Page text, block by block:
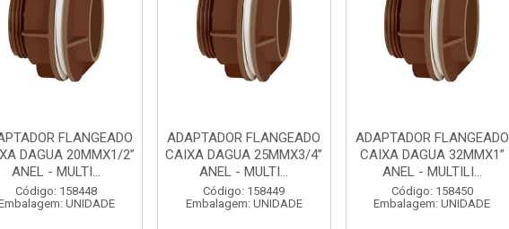
FLANGEADO
DAGUA 20MMX1/2”
ANEL - MULTI...
Código: 158448
UNIDADE
ADAPTADOR FLANGEADO
CAIXA DAGUA 25MMX3/4”
ANEL - MULTI...
Código: 158449
Embalagem: UNIDADE
ADAPTADOR FLANGEADO
CAIXA DAGUA 32MMX1”
ANEL - MULTILI...
Código: 158450
Embalagem: UNIDADE